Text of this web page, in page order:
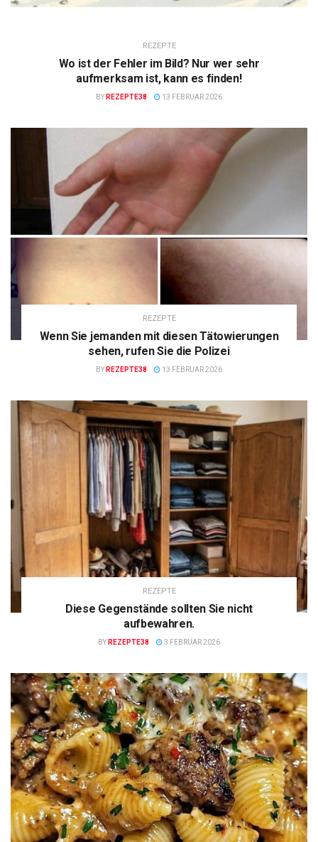
REZEPTE
Wo ist der Fehler im Bild? Nur wer sehr
aufmerksam ist, kann es finden!
BY REZEPTE38 13 FEBRUAR 2026
REZEPTE
Wenn Sie jemanden mit diesen Tätowierungen
sehen, rufen Sie die Polizei
BY REZEPTE38 13 FEBRUAR 2026
REZEPTE
Diese Gegenstände sollten Sie nicht
aufbewahren.
BY REZEPTE38 3 FEBRUAR 2026